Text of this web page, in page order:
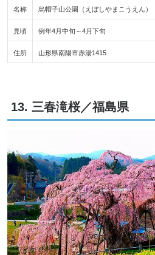
名称 烏帽子山公園（えぼしやまこうえん）
見頃 例年4月中旬～4月下旬
住所 山形県南陽市赤湯1415
13. 三春滝桜／福島県